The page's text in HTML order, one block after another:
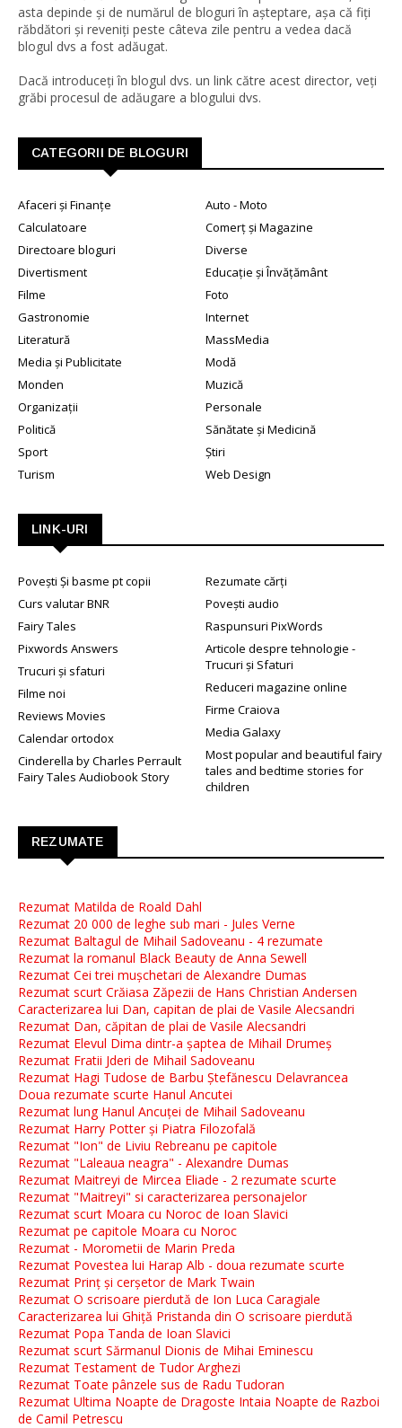
asta depinde și de numărul de bloguri în așteptare, așa că fiți
răbdători și reveniți peste câteva zile pentru a vedea dacă
blogul dvs a fost adăugat.
Dacă introduceți în blogul dvs. un link către acest director, veți
grăbi procesul de adăugare a blogului dvs.
CATEGORII DE BLOGURI
Afaceri și Finanțe
Auto - Moto
Calculatoare
Comerț și Magazine
Directoare bloguri
Diverse
Divertisment
Educație și Învățământ
Filme
Foto
Gastronomie
Internet
Literatură
MassMedia
Media și Publicitate
Modă
Monden
Muzică
Organizații
Personale
Politică
Sănătate și Medicină
Sport
Știri
Turism
Web Design
LINK-URI
Povești Și basme pt copii
Rezumate cărți
Curs valutar BNR
Povești audio
Fairy Tales
Raspunsuri PixWords
Pixwords Answers
Articole despre tehnologie -
Trucuri și Sfaturi
Trucuri și sfaturi
Reduceri magazine online
Filme noi
Firme Craiova
Reviews Movies
Media Galaxy
Calendar ortodox
Most popular and beautiful fairy
tales and bedtime stories for
children
Cinderella by Charles Perrault
Fairy Tales Audiobook Story
REZUMATE
Rezumat Matilda de Roald Dahl
Rezumat 20 000 de leghe sub mari - Jules Verne
Rezumat Baltagul de Mihail Sadoveanu - 4 rezumate
Rezumat la romanul Black Beauty de Anna Sewell
Rezumat Cei trei mușchetari de Alexandre Dumas
Rezumat scurt Crăiasa Zăpezii de Hans Christian Andersen
Caracterizarea lui Dan, capitan de plai de Vasile Alecsandri
Rezumat Dan, căpitan de plai de Vasile Alecsandri
Rezumat Elevul Dima dintr-a șaptea de Mihail Drumeș
Rezumat Fratii Jderi de Mihail Sadoveanu
Rezumat Hagi Tudose de Barbu Ștefănescu Delavrancea
Doua rezumate scurte Hanul Ancutei
Rezumat lung Hanul Ancuței de Mihail Sadoveanu
Rezumat Harry Potter și Piatra Filozofală
Rezumat "Ion" de Liviu Rebreanu pe capitole
Rezumat "Laleaua neagra" - Alexandre Dumas
Rezumat Maitreyi de Mircea Eliade - 2 rezumate scurte
Rezumat "Maitreyi" si caracterizarea personajelor
Rezumat scurt Moara cu Noroc de Ioan Slavici
Rezumat pe capitole Moara cu Noroc
Rezumat - Morometii de Marin Preda
Rezumat Povestea lui Harap Alb - doua rezumate scurte
Rezumat Prinț și cerșetor de Mark Twain
Rezumat O scrisoare pierdută de Ion Luca Caragiale
Caracterizarea lui Ghiță Pristanda din O scrisoare pierdută
Rezumat Popa Tanda de Ioan Slavici
Rezumat scurt Sărmanul Dionis de Mihai Eminescu
Rezumat Testament de Tudor Arghezi
Rezumat Toate pânzele sus de Radu Tudoran
Rezumat Ultima Noapte de Dragoste Intaia Noapte de Razboi
de Camil Petrescu